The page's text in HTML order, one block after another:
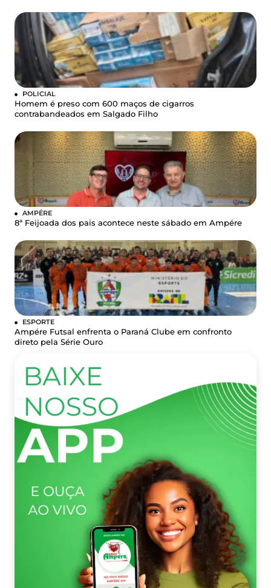
POLICIAL
Homem é preso com 600 maços de cigarros
contrabandeados em Salgado Filho
AMPÉRE
8ª Feijoada dos pais acontece neste sábado em Ampére
ESPORTE
Ampére Futsal enfrenta o Paraná Clube em confronto
direto pela Série Ouro